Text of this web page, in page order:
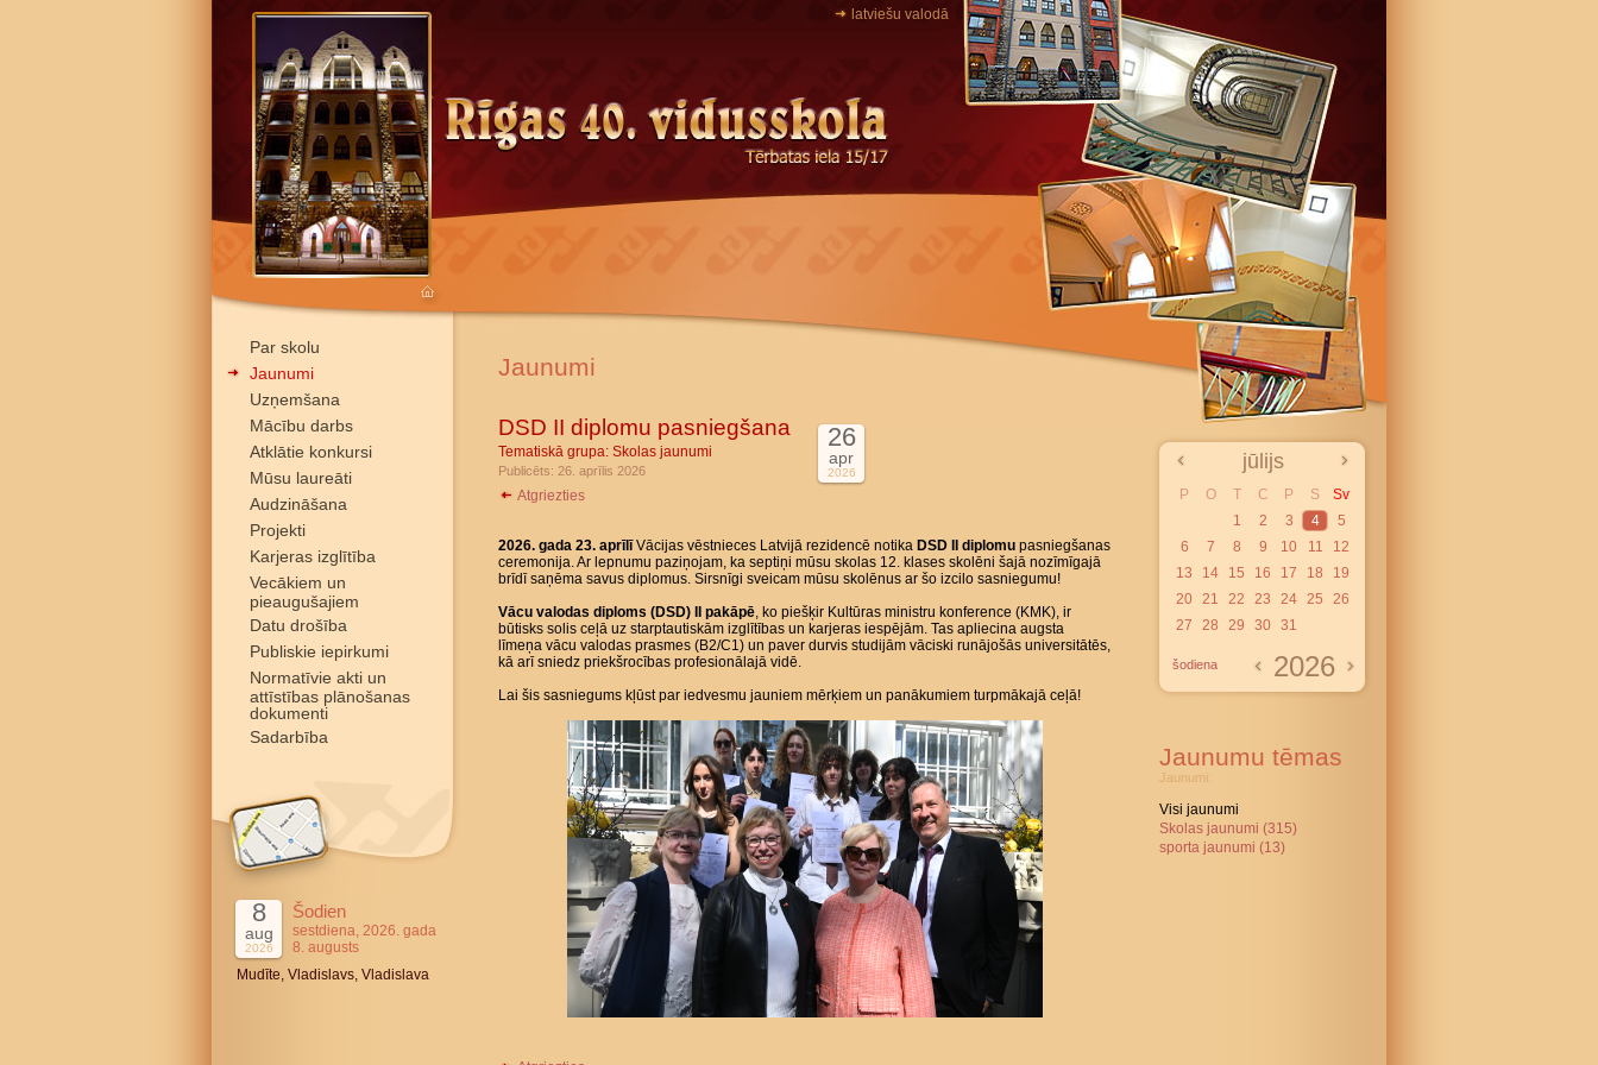
latviešu valodā
Par skolu
Jaunumi
Uzņemšana
Mācību darbs
Atklātie konkursi
Mūsu laureāti
Audzināšana
Projekti
Karjeras izglītība
Vecākiem un
pieaugušajiem
Datu drošība
Publiskie iepirkumi
Normatīvie akti un
attīstības plānošanas
dokumenti
Sadarbība
8
aug
2026
Šodien
sestdiena, 2026. gada
8. augusts
Mudīte, Vladislavs, Vladislava
Jaunumi
DSD II diplomu pasniegšana
Tematiskā grupa: Skolas jaunumi
Publicēts: 26. aprīlis 2026
26
apr
2026
Atgriezties
2026. gada 23. aprīlīVācijas vēstnieces Latvijā rezidencē notika DSD II diplomu pasniegšanas
ceremonija. Ar lepnumu paziņojam, ka septiņi mūsu skolas 12. klases skolēni šajā nozīmīgajā
brīdī saņēma savus diplomus. Sirsnīgi sveicam mūsu skolēnus ar šo izcilo sasniegumu!
Vācu valodas diploms (DSD) II pakāpē, ko piešķir Kultūras ministru konference (KMK), ir
būtisks solis ceļā uz starptautiskām izglītības un karjeras iespējām. Tas apliecina augsta
līmeņa vācu valodas prasmes (B2/C1) un paver durvis studijām vāciski runājošās universitātēs,
kā arī sniedz priekšrocības profesionālajā vidē.
Lai šis sasniegums kļūst par iedvesmu jauniem mērķiem un panākumiem turpmākajā ceļā!
jūlijs
P O T C P S
Sv
1
2 3 4
5
6
7 8 9 10 11
12
13
14 15 16 17 18
19
20 21 22 23 24 25
26
27
28 29 30 31
šodiena 2026
Jaunumu tēmas
Jaunumi:
Visi jaunumi
Skolas jaunumi (315)
sporta jaunumi (13)